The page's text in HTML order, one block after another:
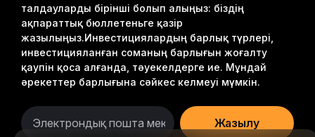
талдауларды бірінші болып алыңыз: біздің
ақпараттық бюллетеньге қазір
жазылыңыз.Инвестициялардың барлық түрлері,
инвестицияланған соманың барлығын жоғалту
қаупін қоса алғанда, тәуекелдерге ие. Мұндай
әрекеттер барлығына сәйкес келмеуі мүмкін.
Жазылу